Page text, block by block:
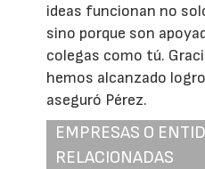
ideas funcionan no
sino porque son
colegas como tú.
hemos alcanzado
aseguró Pérez.
EMPRESAS O
RELACIONADAS